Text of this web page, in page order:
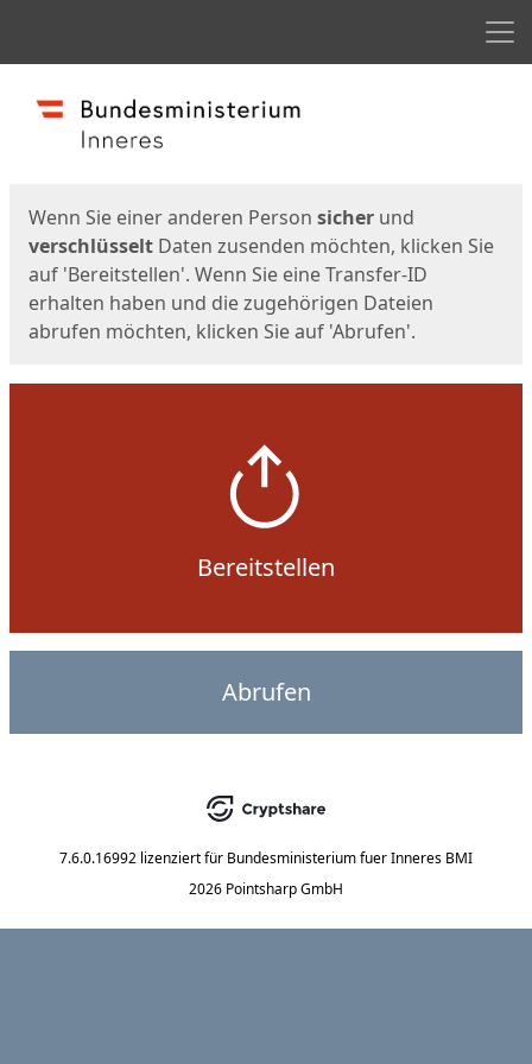
Start
Wenn Sie einer anderen Person sicher und
verschlüsselt Daten zusenden möchten, klicken Sie
auf 'Bereitstellen'. Wenn Sie eine Transfer-ID
erhalten haben und die zugehörigen Dateien
abrufen möchten, klicken Sie auf 'Abrufen'.
Bereitstellen
Abrufen
7.6.0.16992 lizenziert für Bundesministerium fuer Inneres BMI
2026 Pointsharp GmbH